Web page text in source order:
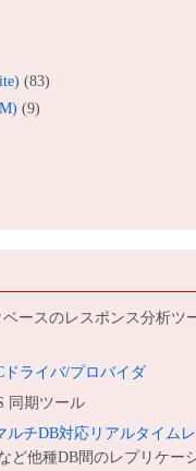
(83)
(9)
ースのレスポンス分析ツ
ドライバ/プロバイダ
同期ツール
ルチDB対応リアルタイムレ
ど他種DB間のレプリケー